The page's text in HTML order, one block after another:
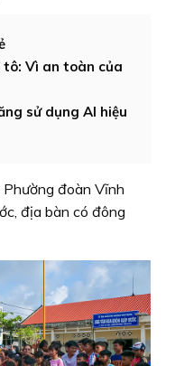
Vì an toàn của
sử dụng AI hiệu
Phường đoàn Vĩnh
địa bàn có đông